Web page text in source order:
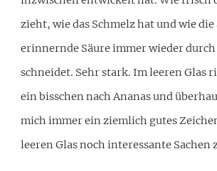
zieht, wie das Schmelz hat und wie
erinnernde Säure immer wieder durch
schneidet. Sehr stark. Im leeren Glas
ein bisschen nach Ananas und
mich immer ein ziemlich gutes
leeren Glas noch interessante Sachen